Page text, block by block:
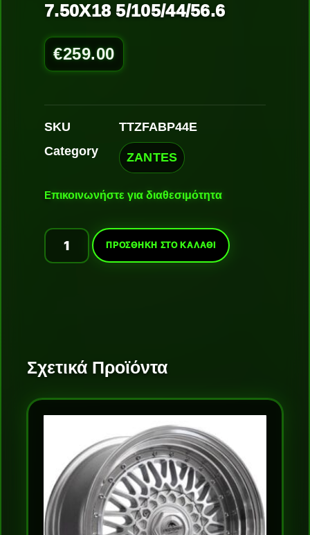
7.50X18 5/105/44/56.6
€259.00
SKU
TTZFABP44E
Category
ZANTES
Επικοινωνήστε για διαθεσιμότητα
ΠΡΟΣΘΉΚΗ ΣΤΟ ΚΑΛΆΘΙ
Σχετικά Προϊόντα